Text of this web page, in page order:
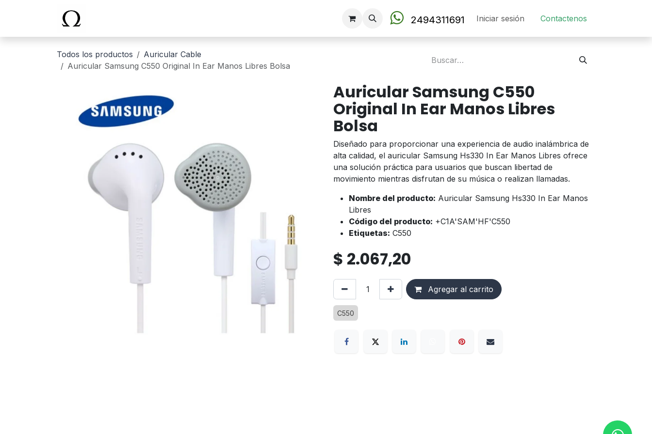
2494311691 Iniciar sesión Contact​en​os​
Todos los productos
Auricular Cable
Auricular Samsung C550 Original In Ear Manos Libres Bolsa
Auricular Samsung C550
Original In Ear Manos Libres
Bolsa
Diseñado para proporcionar una experiencia de audio inalámbrica de
alta calidad, el auricular Samsung Hs330 In Ear Manos Libres ofrece
una solución práctica para usuarios que buscan libertad de
movimiento mientras disfrutan de su música o realizan llamadas.
Nombre del producto: Auricular Samsung Hs330 In Ear Manos
Libres
Código del producto: +C1A'SAM'HF'C550
Etiquetas: C550
$ 2.067,20
Agregar al carrito
C550